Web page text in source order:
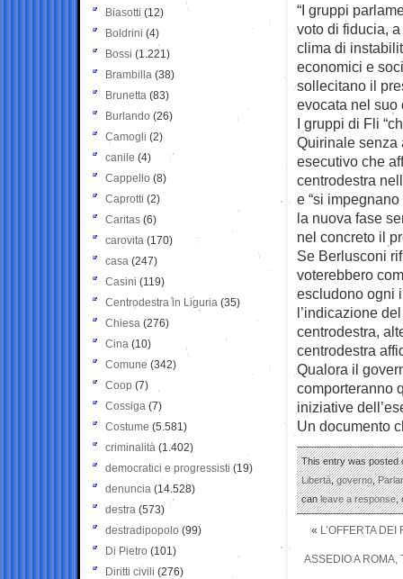
“I gruppi
voto di fiducia,
clima di
economici e
sollecitano il
evocata nel suo
I gruppi di Fli
Quirinale senza
esecutivo che
centrodestra
e “si
la nuova fase
nel concreto il
Se Berlusconi
voterebbero
escludono ogni
l’indicazione
centrodestra,
centrodestra
Qualora il
comporteranno
iniziative
Un documento
This entry was posted
Libertà,governo,
canleave a response,
« L’OFFERTA
ASSEDIO A ROMA,
Biasotti (12)
Boldrini (4)
Bossi (1.221)
Brambilla (38)
Brunetta (83)
Burlando (26)
Camogli (2)
canile (4)
Cappello (8)
Caprotti (2)
Caritas (6)
carovita (170)
casa (247)
Casini (119)
Centrodestra in Liguria (35)
Chiesa (276)
Cina (10)
Comune (342)
Coop (7)
Cossiga (7)
Costume (5.581)
criminalità (1.402)
democratici e progressisti (19)
denuncia (14.528)
destra (573)
destradipopolo (99)
Di Pietro (101)
Diritti civili (276)